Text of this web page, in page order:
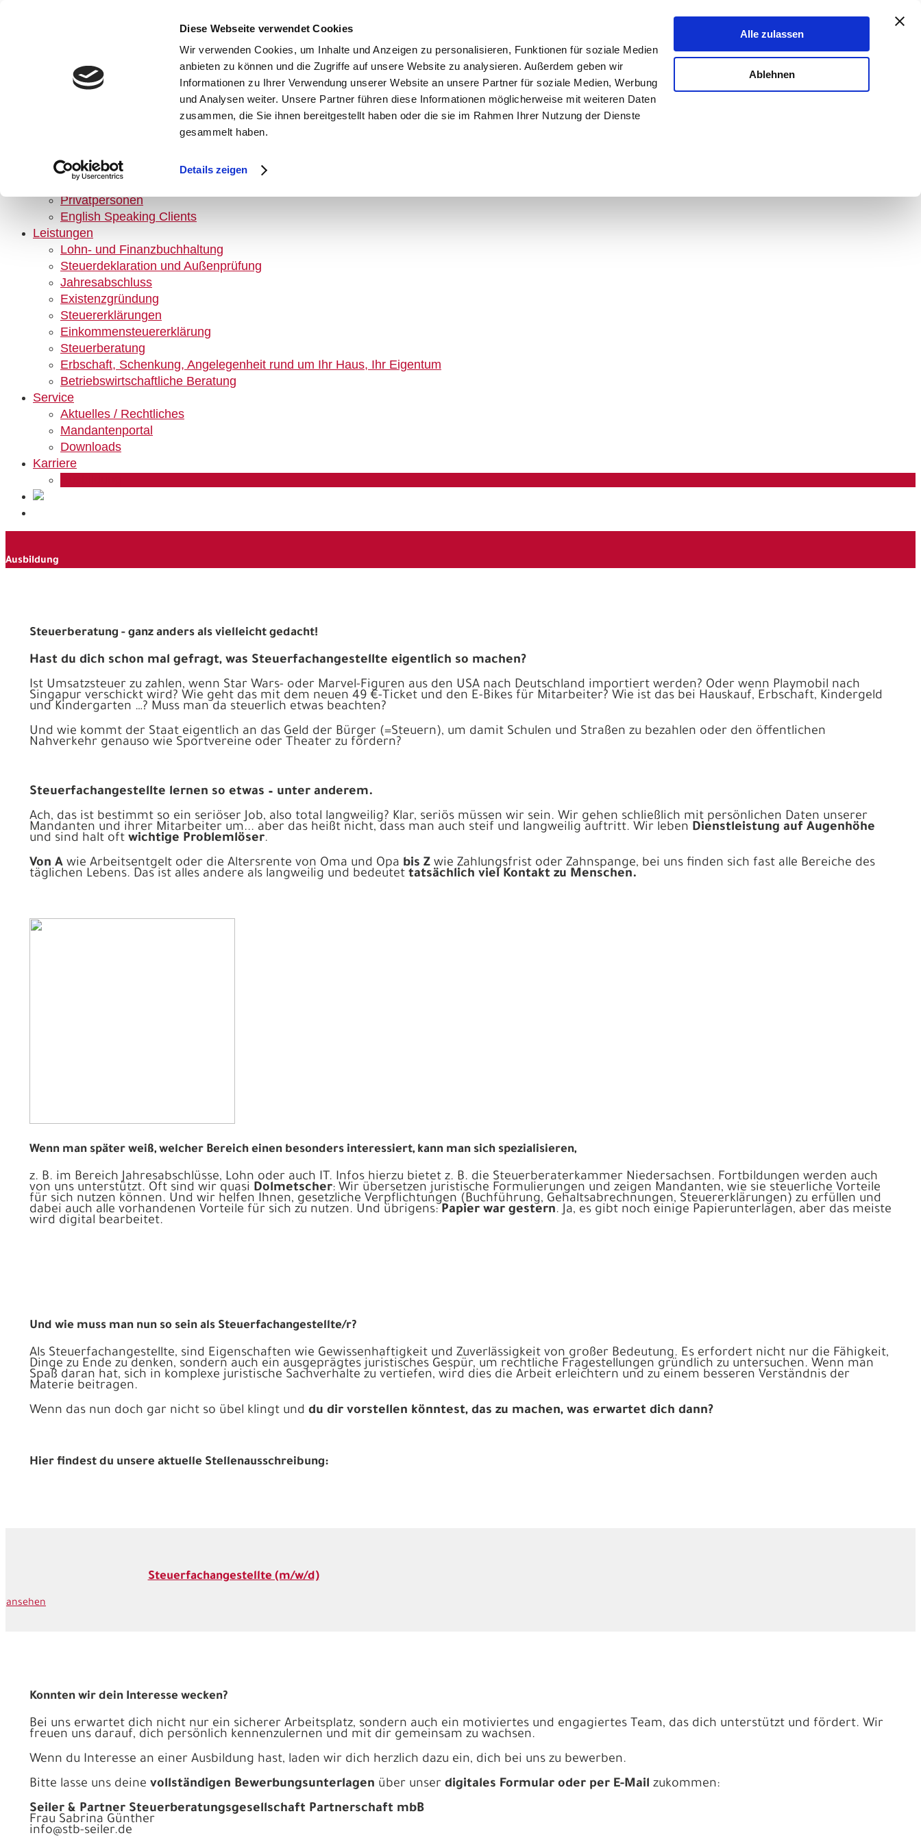
Diese Webseite verwendet Cookies
Wir verwenden Cookies, um Inhalte und Anzeigen zu personalisieren, Funktionen für soziale Medien
anbieten zu können und die Zugriffe auf unsere Website zu analysieren. Außerdem geben wir
Informationen zu Ihrer Verwendung unserer Website an unsere Partner für soziale Medien, Werbung
und Analysen weiter. Unsere Partner führen diese Informationen möglicherweise mit weiteren Daten
zusammen, die Sie ihnen bereitgestellt haben oder die sie im Rahmen Ihrer Nutzung der Dienste
gesammelt haben.
Details zeigen
Alle zulassen
Ablehnen
Partner
Mitarbeiter
Kontakt/Terminanfragen/Anfahrt
Gemeinnützige
Gewerbebetriebe
Privatpersonen
English Speaking Clients
Leistungen
Lohn- und Finanzbuchhaltung
Steuerdeklaration und Außenprüfung
Jahresabschluss
Existenzgründung
Steuererklärungen
Einkommensteuererklärung
Steuerberatung
Erbschaft, Schenkung, Angelegenheit rund um Ihr Haus, Ihr Eigentum
Betriebswirtschaftliche Beratung
Service
Aktuelles / Rechtliches
Mandantenportal
Downloads
Karriere
Ausbildung
Steuerberatung - ganz anders als vielleicht gedacht!
Hast du dich schon mal gefragt, was Steuerfachangestellte eigentlich so machen?
Ist Umsatzsteuer zu zahlen, wenn Star Wars- oder Marvel-Figuren aus den USA nach Deutschland importiert werden? Oder wenn Playmobil nach
Singapur verschickt wird? Wie geht das mit dem neuen 49 €-Ticket und den E-Bikes für Mitarbeiter? Wie ist das bei Hauskauf, Erbschaft, Kindergeld
und Kindergarten …? Muss man da steuerlich etwas beachten?
Und wie kommt der Staat eigentlich an das Geld der Bürger (=Steuern), um damit Schulen und Straßen zu bezahlen oder den öffentlichen
Nahverkehr genauso wie Sportvereine oder Theater zu fördern?
Steuerfachangestellte lernen so etwas – unter anderem.
Ach, das ist bestimmt so ein seriöser Job, also total langweilig? Klar, seriös müssen wir sein. Wir gehen schließlich mit persönlichen Daten unserer
Mandanten und ihrer Mitarbeiter um... aber das heißt nicht, dass man auch steif und langweilig auftritt. Wir leben Dienstleistung auf Augenhöhe
und sind halt oft wichtige Problemlöser.
Von A wie Arbeitsentgelt oder die Altersrente von Oma und Opa bis Z wie Zahlungsfrist oder Zahnspange, bei uns finden sich fast alle Bereiche des
täglichen Lebens. Das ist alles andere als langweilig und bedeutet tatsächlich viel Kontakt zu Menschen.
Wenn man später weiß, welcher Bereich einen besonders interessiert, kann man sich spezialisieren,
z. B. im Bereich Jahresabschlüsse, Lohn oder auch IT. Infos hierzu bietet z. B. die Steuerberaterkammer Niedersachsen. Fortbildungen werden auch
von uns unterstützt. Oft sind wir quasi Dolmetscher: Wir übersetzen juristische Formulierungen und zeigen Mandanten, wie sie steuerliche Vorteile
für sich nutzen können. Und wir helfen Ihnen, gesetzliche Verpflichtungen (Buchführung, Gehaltsabrechnungen, Steuererklärungen) zu erfüllen und
dabei auch alle vorhandenen Vorteile für sich zu nutzen. Und übrigens: Papier war gestern. Ja, es gibt noch einige Papierunterlagen, aber das meiste
wird digital bearbeitet.
Und wie muss man nun so sein als Steuerfachangestellte/r?
Als Steuerfachangestellte, sind Eigenschaften wie Gewissenhaftigkeit und Zuverlässigkeit von großer Bedeutung. Es erfordert nicht nur die Fähigkeit,
Dinge zu Ende zu denken, sondern auch ein ausgeprägtes juristisches Gespür, um rechtliche Fragestellungen gründlich zu untersuchen. Wenn man
Spaß daran hat, sich in komplexe juristische Sachverhalte zu vertiefen, wird dies die Arbeit erleichtern und zu einem besseren Verständnis der
Materie beitragen.
Wenn das nun doch gar nicht so übel klingt und du dir vorstellen könntest, das zu machen, was erwartet dich dann?
Hier findest du unsere aktuelle Stellenausschreibung:
Steuerfachangestellte (m/w/d)
ansehen
Konnten wir dein Interesse wecken?
Bei uns erwartet dich nicht nur ein sicherer Arbeitsplatz, sondern auch ein motiviertes und engagiertes Team, das dich unterstützt und fördert. Wir
freuen uns darauf, dich persönlich kennenzulernen und mit dir gemeinsam zu wachsen.
Wenn du Interesse an einer Ausbildung hast, laden wir dich herzlich dazu ein, dich bei uns zu bewerben.
Bitte lasse uns deine vollständigen Bewerbungsunterlagen über unser digitales Formular oder per E-Mail zukommen:
Seiler & Partner Steuerberatungsgesellschaft Partnerschaft mbB
Frau Sabrina Günther
info@stb-seiler.de